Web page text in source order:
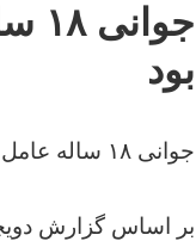
بود
جوانی ۱۸ ساله عامل تیراندازی خونین در مونیخ بود